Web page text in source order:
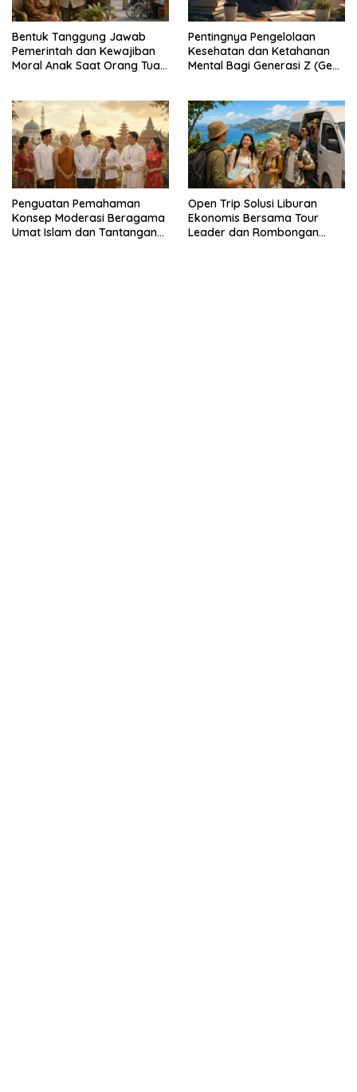
Bentuk Tanggung Jawab
Pemerintah dan Kewajiban
Moral Anak Saat Orang Tua
Pentingnya Pengelolaan
Kesehatan dan Ketahanan
Mental Bagi Generasi Z (Gen
Menurut Pandangan Islam
Penguatan Pemahaman
Konsep Moderasi Beragama
Umat Islam dan Tantangan
Open Trip Solusi Liburan
Ekonomis Bersama Tour
Leader dan Rombongan